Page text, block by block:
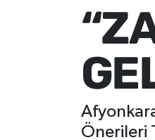
Önerileri
Sivil Toplum
Ekonomi